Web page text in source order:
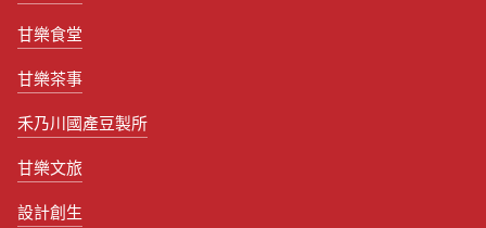
甘樂食堂
甘樂茶事
禾乃川國產豆製所
甘樂文旅
設計創生